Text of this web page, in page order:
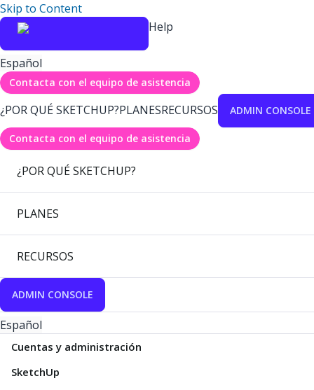
Skip to Content
Help
Español
Contacta con el equipo de asistencia
¿POR QUÉ SKETCHUP?PLANESRECURSOS ADMIN CONSOLE
Contacta con el equipo de asistencia
¿POR QUÉ SKETCHUP?
PLANES
RECURSOS
ADMIN CONSOLE
Español
Cuentas y administración
SketchUp